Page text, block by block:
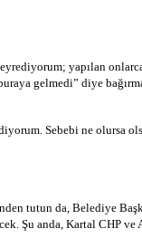
yapılan
gelmedi” diye
Sebebi ne olursa
tutun da, Belediye
Şu anda, Kartal CHP